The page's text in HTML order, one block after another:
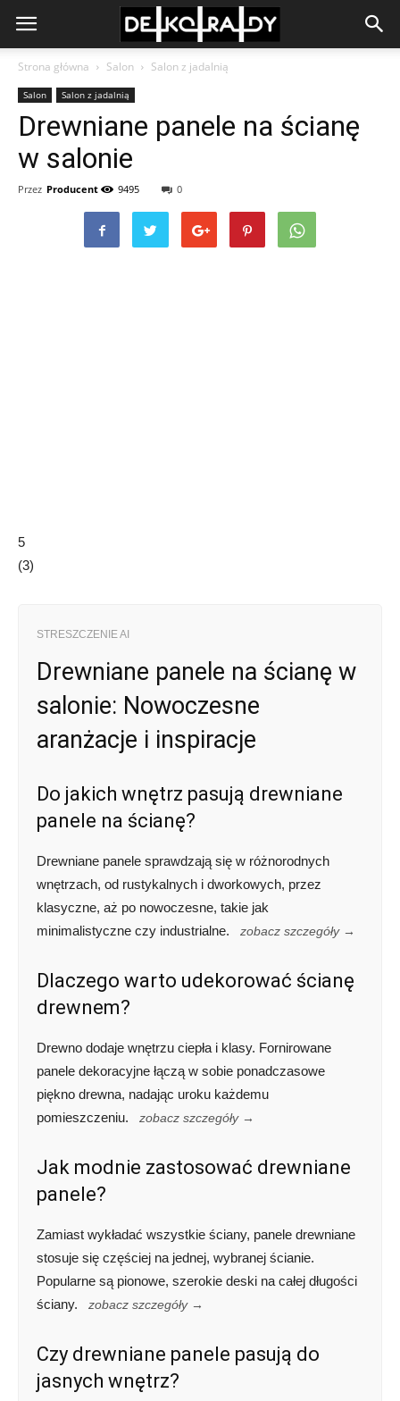
Strona główna Salon Salon z jadalnią
Salon Salon z jadalnią
Drewniane panele na ścianę
w salonie
Przez Producent 9495 0
5
(3)
STRESZCZENIE AI
Drewniane panele na ścianę w
salonie: Nowoczesne
aranżacje i inspiracje
Do jakich wnętrz pasują drewniane
panele na ścianę?
Drewniane panele sprawdzają się w różnorodnych
wnętrzach, od rustykalnych i dworkowych, przez
klasyczne, aż po nowoczesne, takie jak
minimalistyczne czy industrialne.
zobacz szczegóły →
Dlaczego warto udekorować ścianę
drewnem?
Drewno dodaje wnętrzu ciepła i klasy. Fornirowane
panele dekoracyjne łączą w sobie ponadczasowe
piękno drewna, nadając uroku każdemu
pomieszczeniu.
zobacz szczegóły →
Jak modnie zastosować drewniane
panele?
Zamiast wykładać wszystkie ściany, panele drewniane
stosuje się częściej na jednej, wybranej ścianie.
Popularne są pionowe, szerokie deski na całej długości
ściany.
zobacz szczegóły →
Czy drewniane panele pasują do
jasnych wnętrz?